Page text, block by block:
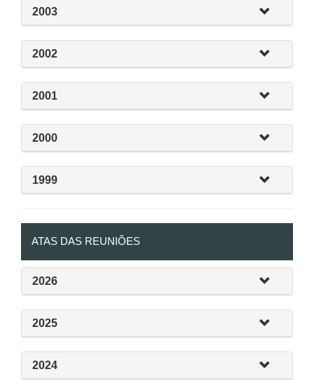
2003
2002
2001
2000
1999
ATAS DAS REUNIÕES
2026
2025
2024